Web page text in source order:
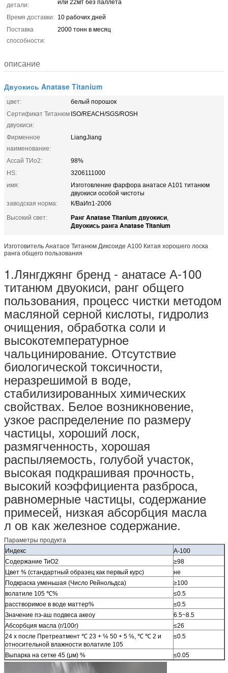
детали:
или 22мт без паллета
Время доставки: 10 рабочих дней
Поставка
способности:
2000 тонн в месяц
описание
Двуокись Anatase Titanium
цвет:
белый порошок
Сертификат Титанюм
двуокиси:
ISO/REACH/SGS/ROSH
Фирменное
наименование:
LiangJiang
Ассай ТИо2:
98%
HS:
3206111000
имя:
Изготовление фарфора анатасе А101 титанюм
двуокиси особой чистоты
заводская норма:
К/ВаИп1-2006
Высокий свет:
Ранг Anatase Titanium двуокиси,
Двуокись ранга Anatase Titanium
Изготовитель Анатасе Титанюм Диксоиде А100 Китая хорошего лоска
ранга общего пользования
1.Лянгджянг бренд - анатасе А-100
титанюм двуокиси, ранг общего
пользования, процесс чистки методом
масляной серной кислоты, гидролиз
очищения, обработка соли и
высокотемпературное
чальцинирование. Отсутствие
биологической токсичности,
неразрешимой в воде,
стабилизированных химических
свойствах. Белое возникновение,
узкое распределение по размеру
частицы, хороший лоск,
размягченность, хорошая
распыляемость, голубой участок,
высокая подкрашивая прочность,
высокий коэффициента разброса,
равномерные частицы, содержание
примесей, низкая абсорбция масла
л ов как железное содержание.
Параметры продукта
Индекс
А-100
Содержание ТиО2
≥98
Цвет % (стандартный образец как первый курс)
не
Подкраска уменьшая (Число Рейнольдса)
≥100
волатиле 105 ℃%
≤0.5
расстворимое в воде маттер%
≤0.5
Значение пэ-аш подвеса акеоу
6.5~8.5
Абсорбция масла (г/100г)
≤26
24 х после Претреатмент ℃ 23 + ℅ 50 + 5 ℅, ℃ ℃ 2 и
относительной влажности волатиле 105
≤0.5
Выпарка на сетке 45 (μм) % ≤0.05